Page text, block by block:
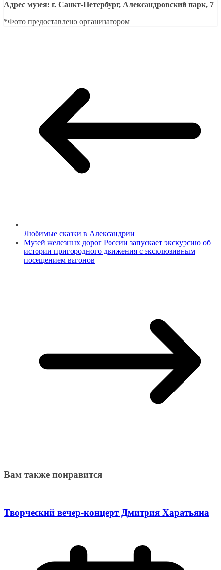
Адрес музея: г. Санкт-Петербург, Александровский парк, 7
*Фото предоставлено организатором
Любимые сказки в Александрии
Музей железных дорог России запускает экскурсию об
истории пригородного движения с эксклюзивным
посещением вагонов
Вам также понравится
Творческий вечер-концерт Дмитрия Харатьяна